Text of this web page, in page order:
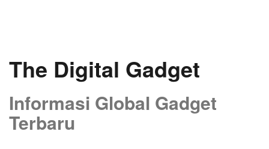
The Digital Gadget
Informasi Global Gadget
Terbaru